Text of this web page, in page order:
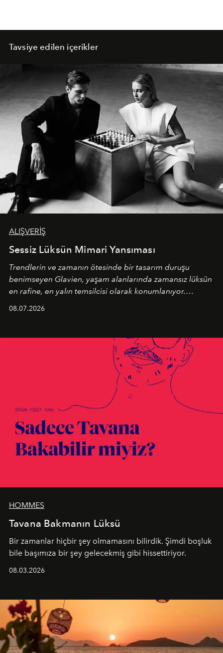
Tavsiye edilen içerikler
ALIŞVERİŞ
Sessiz Lüksün Mimari Yansıması
Trendlerin ve zamanın ötesinde bir tasarım duruşu
benimseyen Glavien, yaşam alanlarında zamansız lüksün
en rafine, en yalın temsilcisi olarak konumlanıyor.
08.07.2026
HOMMES
Tavana Bakmanın Lüksü
Bir zamanlar hiçbir şey olmamasını bilirdik. Şimdi boşluk
bile başımıza bir şey gelecekmiş gibi hissettiriyor.
08.03.2026